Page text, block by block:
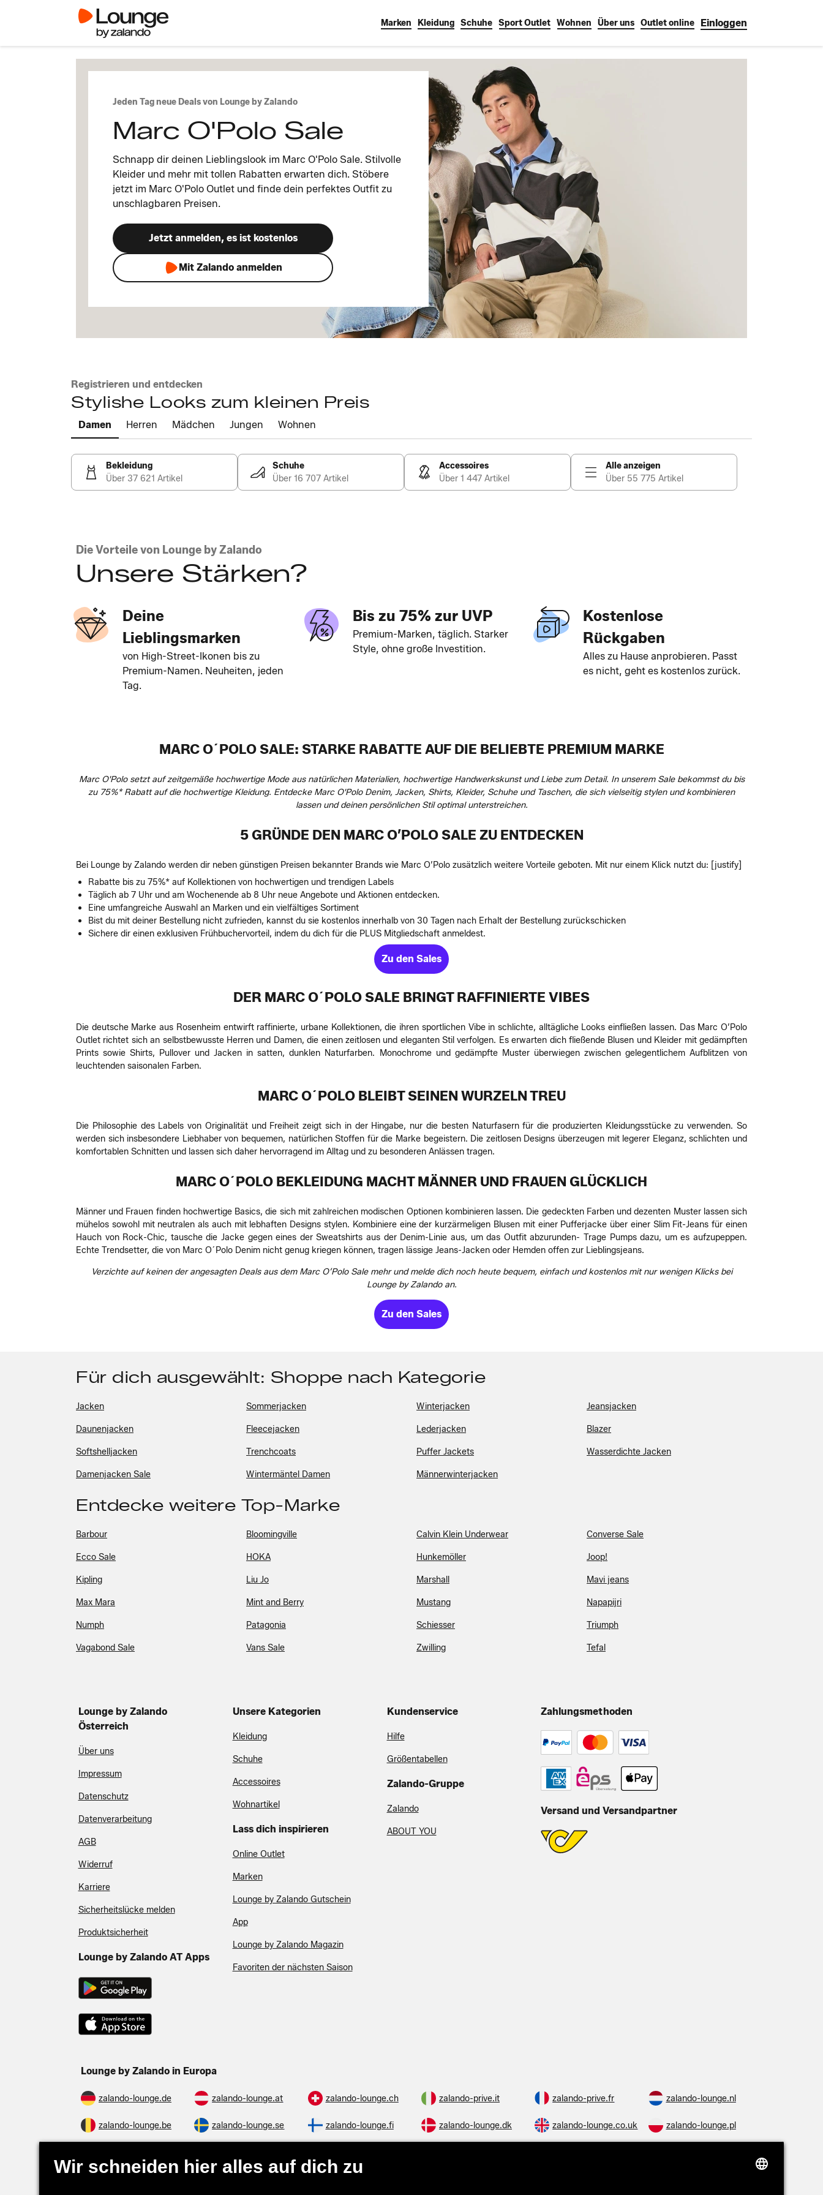
Marken Kleidung Schuhe Sport Outlet Wohnen Über uns Outlet online Einloggen
Jeden Tag neue Deals von Lounge by Zalando
Marc O'Polo Sale
Schnapp dir deinen Lieblingslook im Marc O'Polo Sale. Stilvolle
Kleider und mehr mit tollen Rabatten erwarten dich. Stöbere
jetzt im Marc O'Polo Outlet und finde dein perfektes Outfit zu
unschlagbaren Preisen.
Jetzt anmelden, es ist kostenlos
Mit Zalando anmelden
Registrieren und entdecken
Stylishe Looks zum kleinen Preis
Damen Herren Mädchen Jungen Wohnen
Bekleidung
Über 37 621 Artikel
Schuhe
Über 16 707 Artikel
Accessoires
Über 1 447 Artikel
Alle anzeigen
Über 55 775 Artikel
Die Vorteile von Lounge by Zalando
Unsere Stärken?
Deine
Lieblingsmarken
von High-Street-Ikonen bis zu
Premium-Namen. Neuheiten, jeden
Tag.
Bis zu 75% zur UVP
Premium-Marken, täglich. Starker
Style, ohne große Investition.
Kostenlose
Rückgaben
Alles zu Hause anprobieren. Passt
es nicht, geht es kostenlos zurück.
MARC O´POLO SALE: STARKE RABATTE AUF DIE BELIEBTE PREMIUM MARKE
Marc O'Polo setzt auf zeitgemäße hochwertige Mode aus natürlichen Materialien, hochwertige Handwerkskunst und Liebe zum Detail. In unserem Sale bekommst du bis
zu 75%* Rabatt auf die hochwertige Kleidung. Entdecke Marc O'Polo Denim, Jacken, Shirts, Kleider, Schuhe und Taschen, die sich vielseitig stylen und kombinieren
lassen und deinen persönlichen Stil optimal unterstreichen.
5 GRÜNDE DEN MARC O’POLO SALE ZU ENTDECKEN
Bei Lounge by Zalando werden dir neben günstigen Preisen bekannter Brands wie Marc O’Polo zusätzlich weitere Vorteile geboten. Mit nur einem Klick nutzt du: [justify]
Rabatte bis zu 75%* auf Kollektionen von hochwertigen und trendigen Labels
Täglich ab 7 Uhr und am Wochenende ab 8 Uhr neue Angebote und Aktionen entdecken.
Eine umfangreiche Auswahl an Marken und ein vielfältiges Sortiment
Bist du mit deiner Bestellung nicht zufrieden, kannst du sie kostenlos innerhalb von 30 Tagen nach Erhalt der Bestellung zurückschicken
Sichere dir einen exklusiven Frühbuchervorteil, indem du dich für die PLUS Mitgliedschaft anmeldest.
Zu den Sales
DER MARC O´POLO SALE BRINGT RAFFINIERTE VIBES
Die deutsche Marke aus Rosenheim entwirft raffinierte, urbane Kollektionen, die ihren sportlichen Vibe in schlichte, alltägliche Looks einfließen lassen. Das Marc O’Polo
Outlet richtet sich an selbstbewusste Herren und Damen, die einen zeitlosen und eleganten Stil verfolgen. Es erwarten dich fließende Blusen und Kleider mit gedämpften
Prints sowie Shirts, Pullover und Jacken in satten, dunklen Naturfarben. Monochrome und gedämpfte Muster überwiegen zwischen gelegentlichem Aufblitzen von
leuchtenden saisonalen Farben.
MARC O´POLO BLEIBT SEINEN WURZELN TREU
Die Philosophie des Labels von Originalität und Freiheit zeigt sich in der Hingabe, nur die besten Naturfasern für die produzierten Kleidungsstücke zu verwenden. So
werden sich insbesondere Liebhaber von bequemen, natürlichen Stoffen für die Marke begeistern. Die zeitlosen Designs überzeugen mit legerer Eleganz, schlichten und
komfortablen Schnitten und lassen sich daher hervorragend im Alltag und zu besonderen Anlässen tragen.
MARC O´POLO BEKLEIDUNG MACHT MÄNNER UND FRAUEN GLÜCKLICH
Männer und Frauen finden hochwertige Basics, die sich mit zahlreichen modischen Optionen kombinieren lassen. Die gedeckten Farben und dezenten Muster lassen sich
mühelos sowohl mit neutralen als auch mit lebhaften Designs stylen. Kombiniere eine der kurzärmeligen Blusen mit einer Pufferjacke über einer Slim Fit-Jeans für einen
Hauch von Rock-Chic, tausche die Jacke gegen eines der Sweatshirts aus der Denim-Linie aus, um das Outfit abzurunden- Trage Pumps dazu, um es aufzupeppen.
Echte Trendsetter, die von Marc O´Polo Denim nicht genug kriegen können, tragen lässige Jeans-Jacken oder Hemden offen zur Lieblingsjeans.
Verzichte auf keinen der angesagten Deals aus dem Marc O’Polo Sale mehr und melde dich noch heute bequem, einfach und kostenlos mit nur wenigen Klicks bei
Lounge by Zalando an.
Zu den Sales
Für dich ausgewählt: Shoppe nach Kategorie
Jacken Sommerjacken Winterjacken Jeansjacken
Daunenjacken Fleecejacken Lederjacken Blazer
Softshelljacken Trenchcoats Puffer Jackets Wasserdichte Jacken
Damenjacken Sale Wintermäntel Damen Männerwinterjacken
Entdecke weitere Top-Marke
Barbour Bloomingville Calvin Klein Underwear Converse Sale
Ecco Sale HOKA Hunkemöller Joop!
Kipling Liu Jo Marshall Mavi jeans
Max Mara Mint and Berry Mustang Napapijri
Numph Patagonia Schiesser Triumph
Vagabond Sale Vans Sale Zwilling Tefal
Lounge by Zalando
Österreich
Über uns
Impressum
Datenschutz
Datenverarbeitung
AGB
Widerruf
Karriere
Sicherheitslücke melden
Produktsicherheit
Lounge by Zalando AT Apps
Unsere Kategorien
Kleidung
Schuhe
Accessoires
Wohnartikel
Lass dich inspirieren
Online Outlet
Marken
Lounge by Zalando Gutschein
App
Lounge by Zalando Magazin
Favoriten der nächsten Saison
Kundenservice
Hilfe
Größentabellen
Zalando-Gruppe
Zalando
ABOUT YOU
Zahlungsmethoden
Versand und Versandpartner
Lounge by Zalando in Europa
zalando-lounge.de zalando-lounge.at zalando-lounge.ch zalando-prive.it zalando-prive.fr zalando-lounge.nl
zalando-lounge.be zalando-lounge.se zalando-lounge.fi zalando-lounge.dk zalando-lounge.co.uk zalando-lounge.pl